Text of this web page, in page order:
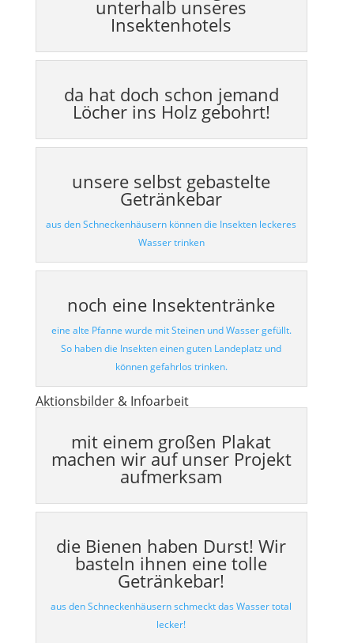
unterhalb unseres
Insektenhotels
da hat doch schon jemand
Löcher ins Holz gebohrt!
unsere selbst gebastelte
Getränkebar
aus den Schneckenhäusern können die Insekten leckeres
Wasser trinken
noch eine Insektentränke
eine alte Pfanne wurde mit Steinen und Wasser gefüllt.
So haben die Insekten einen guten Landeplatz und
können gefahrlos trinken.
Aktionsbilder & Infoarbeit
mit einem großen Plakat
machen wir auf unser Projekt
aufmerksam
die Bienen haben Durst! Wir
basteln ihnen eine tolle
Getränkebar!
aus den Schneckenhäusern schmeckt das Wasser total
lecker!